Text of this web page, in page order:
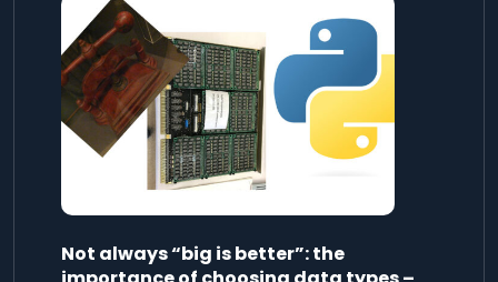
Not always “big is better”: the